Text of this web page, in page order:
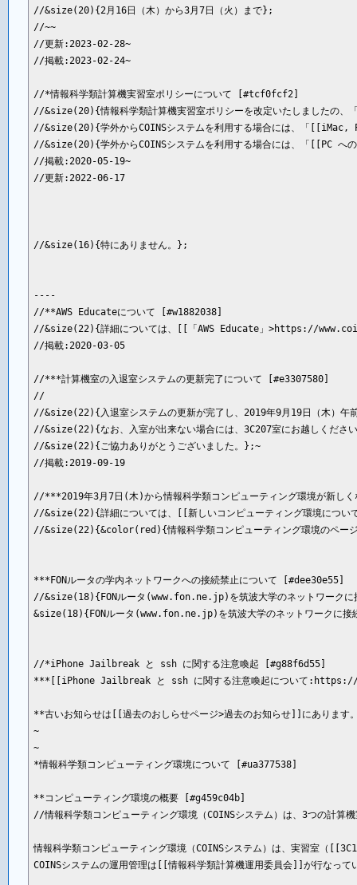
//&size(20){2月16日（木）から3月7日（火）まで};
//~~
//更新:2023-02-28~
//掲載:2023-02-24~
//*情報科学類計算機実習室ポリシーについて [#tcf0fcf2]
//&size(20){情報科学類計算機実習室ポリシーを改定いたしましたの
//&size(20){学外からCOINSシステムを利用する場合には、「
//&size(20){学外からCOINSシステムを利用する場合には、「[[PC へ
//掲載:2020-05-19~
//更新:2022-06-17
//&size(16){特にありません。};
----
//**AWS Educateについて [#w1882038]
//&size(22){詳細については、[[「AWS Educate」>https://
//掲載:2020-03-05
//***計算機室の入退室システムの更新完了について [#e3307580]
//
//&size(22){入退室システムの更新が完了し、2019年9月19日（木）午
//&size(22){なお、入室が出来ない場合には、3C207室にお越しくださ
//&size(22){ご協力ありがとうございました。};~
//掲載:2019-09-19
//***2019年3月7日(木)から情報科学類コンピューティング環境が新し
//&size(22){詳細については、[[新しいコンピューティング環境につい
//&size(22){&color(red){情報科学類コンピューティング環境のページ
***FONルータの学内ネットワークへの接続禁止について [#dee30e55]
//&size(18){FONルータ(www.fon.ne.jp)を筑波大学のネットワークに
&size(18){FONルータ(www.fon.ne.jp)を筑波大学のネットワークに接
//*iPhone Jailbreak と ssh に関する注意喚起 [#g88f6d55]
***[[iPhone Jailbreak と ssh に関する注意喚起について
**古いお知らせは[[過去のおしらせページ>過去のお知らせ]]にありま
~
~
*情報科学類コンピューティング環境について [#ua377538]
**コンピューティング環境の概要 [#g459c04b]
//情報科学類コンピューティング環境（COINSシステム）は、3つの
情報科学類コンピューティング環境（COINSシステム）は、実習室（
COINSシステムの運用管理は[[情報科学類計算機運用委員会]]が行なって